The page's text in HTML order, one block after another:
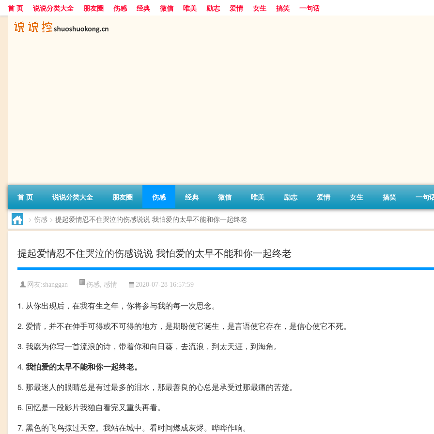
首 页 说说分类大全 朋友圈 伤感 经典 微信 唯美 励志 爱情 女生 搞笑 一句话
首 页 说说分类大全 朋友圈 伤感 经典 微信 唯美 励志 爱情 女生 搞笑 一句
> 伤感 > 提起爱情忍不住哭泣的伤感说说 我怕爱的太早不能和你一起终老
提起爱情忍不住哭泣的伤感说说 我怕爱的太早不能和你一起终老
网友:shanggan 伤感, 感情 2020-07-28 16:57:59
1. 从你出现后，在我有生之年，你将参与我的每一次思念。
2. 爱情，并不在伸手可得或不可得的地方，是期盼使它诞生，是言语使它存在，是信心使它不死。
3. 我愿为你写一首流浪的诗，带着你和向日葵，去流浪，到太天涯，到海角。
4. 我怕爱的太早不能和你一起终老。
5. 那最迷人的眼睛总是有过最多的泪水，那最善良的心总是承受过那最痛的苦楚。
6. 回忆是一段影片我独自看完又重头再看。
7. 黑色的飞鸟掠过天空。我站在城中。看时间燃成灰烬。哗哗作响。